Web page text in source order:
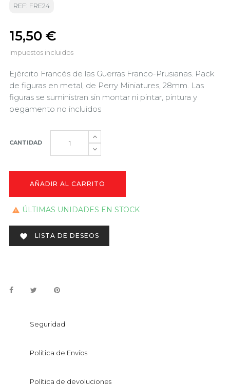
REF: FRE24
15,50 €
Impuestos incluidos
Ejército Francés de las Guerras Franco-Prusianas. Pack
de figuras en metal, de Perry Miniatures, 28mm. Las
figuras se suministran sin montar ni pintar, pintura y
pegamento no incluidos
CANTIDAD
AÑADIR AL CARRITO
 ÚLTIMAS UNIDADES EN STOCK
 LISTA DE DESEOS
Seguridad
Política de Envíos
Política de devoluciones